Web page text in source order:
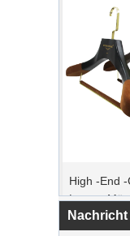
Luxus -
Hersteller
Nachricht
erteilten
Urlaub zu